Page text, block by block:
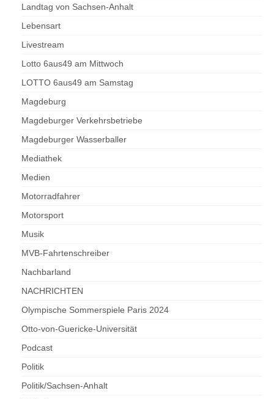
Landtag von Sachsen-Anhalt
Lebensart
Livestream
Lotto 6aus49 am Mittwoch
LOTTO 6aus49 am Samstag
Magdeburg
Magdeburger Verkehrsbetriebe
Magdeburger Wasserballer
Mediathek
Medien
Motorradfahrer
Motorsport
Musik
MVB-Fahrtenschreiber
Nachbarland
NACHRICHTEN
Olympische Sommerspiele Paris 2024
Otto-von-Guericke-Universität
Podcast
Politik
Politik/Sachsen-Anhalt